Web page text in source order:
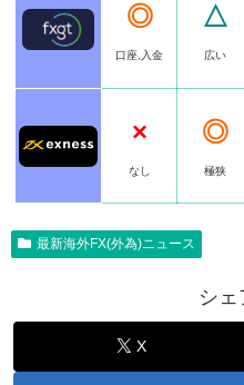
◎
口座,入金
△
広い
×
なし
◎
極狭
最新海外FX(外為)ニュース
シェ
X